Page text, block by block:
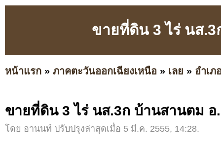
ขายที่ดิน 3 ไร่ นส.3
หน้าแรก » ภาคตะวันออกเฉียงเหนือ » เลย » อำเภ
ขายที่ดิน 3 ไร่ นส.3ก บ้านสานตม อ.
โดย อานนท์ ปรับปรุงล่าสุดเมื่อ 5 มี.ค. 2555, 14:28.